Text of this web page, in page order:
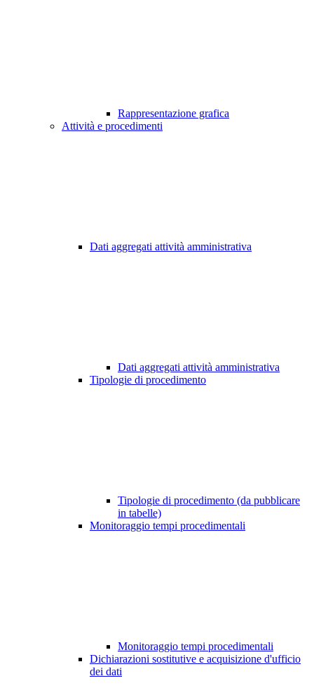
Rappresentazione grafica
Attività e procedimenti
Dati aggregati attività amministrativa
Dati aggregati attività amministrativa
Tipologie di procedimento
Tipologie di procedimento (da pubblicare
in tabelle)
Monitoraggio tempi procedimentali
Monitoraggio tempi procedimentali
Dichiarazioni sostitutive e acquisizione d'ufficio
dei dati